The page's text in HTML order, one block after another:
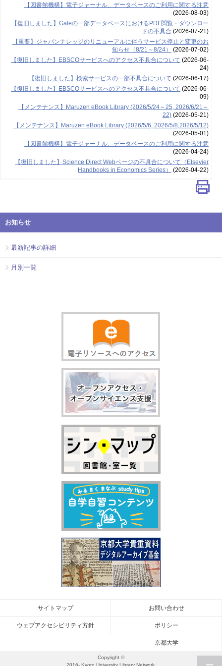
【図書館機構】電子ジャーナル、データベースのご利用に関する注意
(2026-08-03)
【復旧しました】Galeの一部データベースにおけるPDF閲覧・ダウンロー
ドの不具合 (2026-07-21)
【重要】ジャパンナレッジのリニューアルに伴うサービス停止と変更のお
知らせ（8/21～8/24）
(2026-07-02)
【復旧しました】EBSCOサービスへのアクセス不具合について (2026-06-
24)
【復旧しました】検索サービスの一部不具合について (2026-06-17)
【復旧しました】EBSCOサービスへのアクセス不具合について (2026-06-
09)
【メンテナンス】Maruzen eBook Library (2026/5/24～25, 2026/6/21～
22)(2026-05-21)
【メンテナンス】Maruzen eBook Library (2026/5/6, 2026/5/8,2026/5/12)
(2026-05-01)
【図書館機構】電子ジャーナル、データベースのご利用に関する注意
(2026-04-24)
【復旧しました】Science Direct Webページの不具合について（Elsevier
Handbooks in Economics Series）
(2026-04-22)
お知らせ
最新記事の詳細
月別一覧
お問い合わせ
サイトマップ
ポリシー
ウェブアクセシビリティ方針
京都大学
Copyright ©
2016- Kyoto University Library Network.